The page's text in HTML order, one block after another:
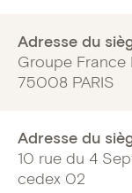
Adresse du
Groupe France
75008 PARIS
Adresse du
10 rue du 4
cedex 02